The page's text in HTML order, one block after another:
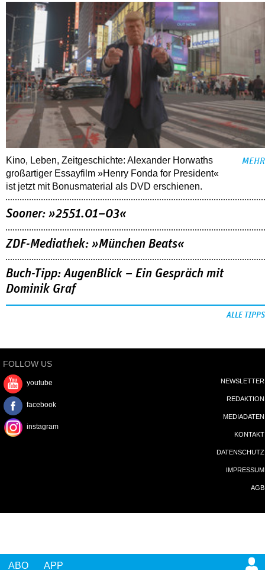
ABO APP
Kino, Leben, Zeitgeschichte: Alexander Horwaths
großartiger Essayfilm »Henry Fonda for President«
ist jetzt mit Bonusmaterial als DVD erschienen.
MEHR
Sooner: »2551.01–03«
ZDF-Mediathek: »München Beats«
Buch-Tipp: AugenBlick – Ein Gespräch mit
Dominik Graf
ALLE TIPPS
FOLLOW US
youtube
facebook
instagram
NEWSLETTER
REDAKTION
MEDIADATEN
KONTAKT
DATENSCHUTZ
IMPRESSUM
AGB